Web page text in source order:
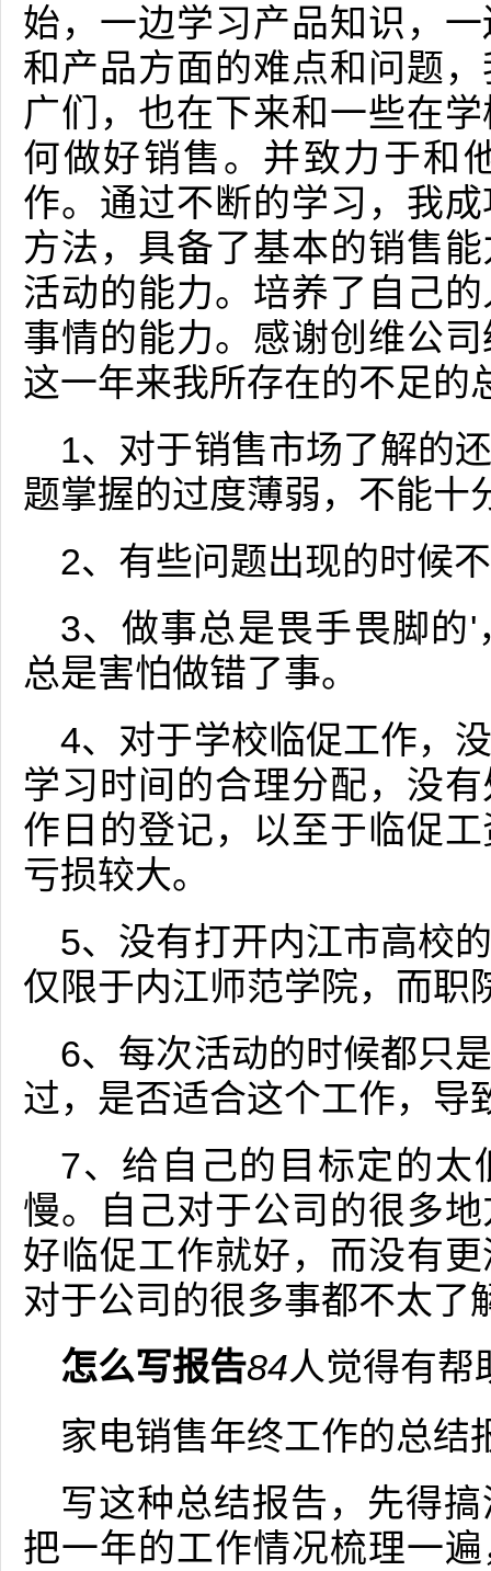
始，一边学习产品知识，
和产品方面的难点和问题
广们，也在下来和一些在
何做好销售。并致力于和
作。通过不断的学习，我
方法，具备了基本的销售
活动的能力。培养了自己
事情的能力。感谢创维公
这一年来我所存在的不足的
1、对于销售市场了解的
题掌握的过度薄弱，不能十
2、有些问题出现的时候
3、做事总是畏手畏脚的
总是害怕做错了事。
4、对于学校临促工作，
学习时间的合理分配，没
作日的登记，以至于临促
亏损较大。
5、没有打开内江市高校
仅限于内江师范学院，而职
6、每次活动的时候都只
过，是否适合这个工作，导
7、给自己的目标定的太
慢。自己对于公司的很多
好临促工作就好，而没有
对于公司的很多事都不太了
怎么写报告84人觉得有帮
家电销售年终工作的总结
写这种总结报告，先得
把一年的工作情况梳理一